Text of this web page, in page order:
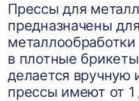
Прессы для
предназначены
в плотные
делается вручную
прессы имеют от